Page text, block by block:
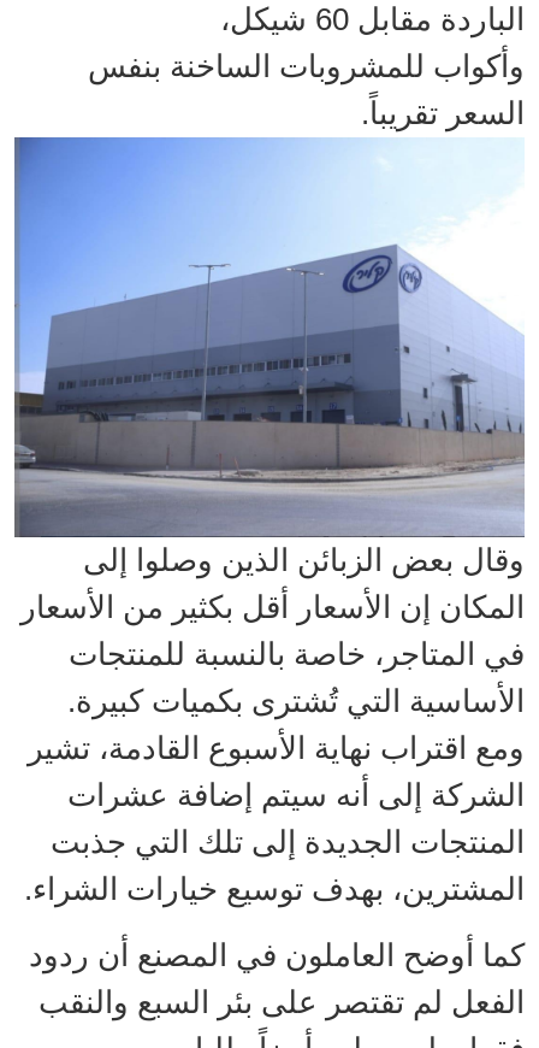
الباردة مقابل 60 شيكل،
وأكواب للمشروبات الساخنة بنفس
السعر تقريباً.
وقال بعض الزبائن الذين وصلوا إلى
المكان إن الأسعار أقل بكثير من الأسعار
في المتاجر، خاصة بالنسبة للمنتجات
الأساسية التي تُشترى بكميات كبيرة.
ومع اقتراب نهاية الأسبوع القادمة، تشير
الشركة إلى أنه سيتم إضافة عشرات
المنتجات الجديدة إلى تلك التي جذبت
المشترين، بهدف توسيع خيارات الشراء.
كما أوضح العاملون في المصنع أن ردود
الفعل لم تقتصر على بئر السبع والنقب